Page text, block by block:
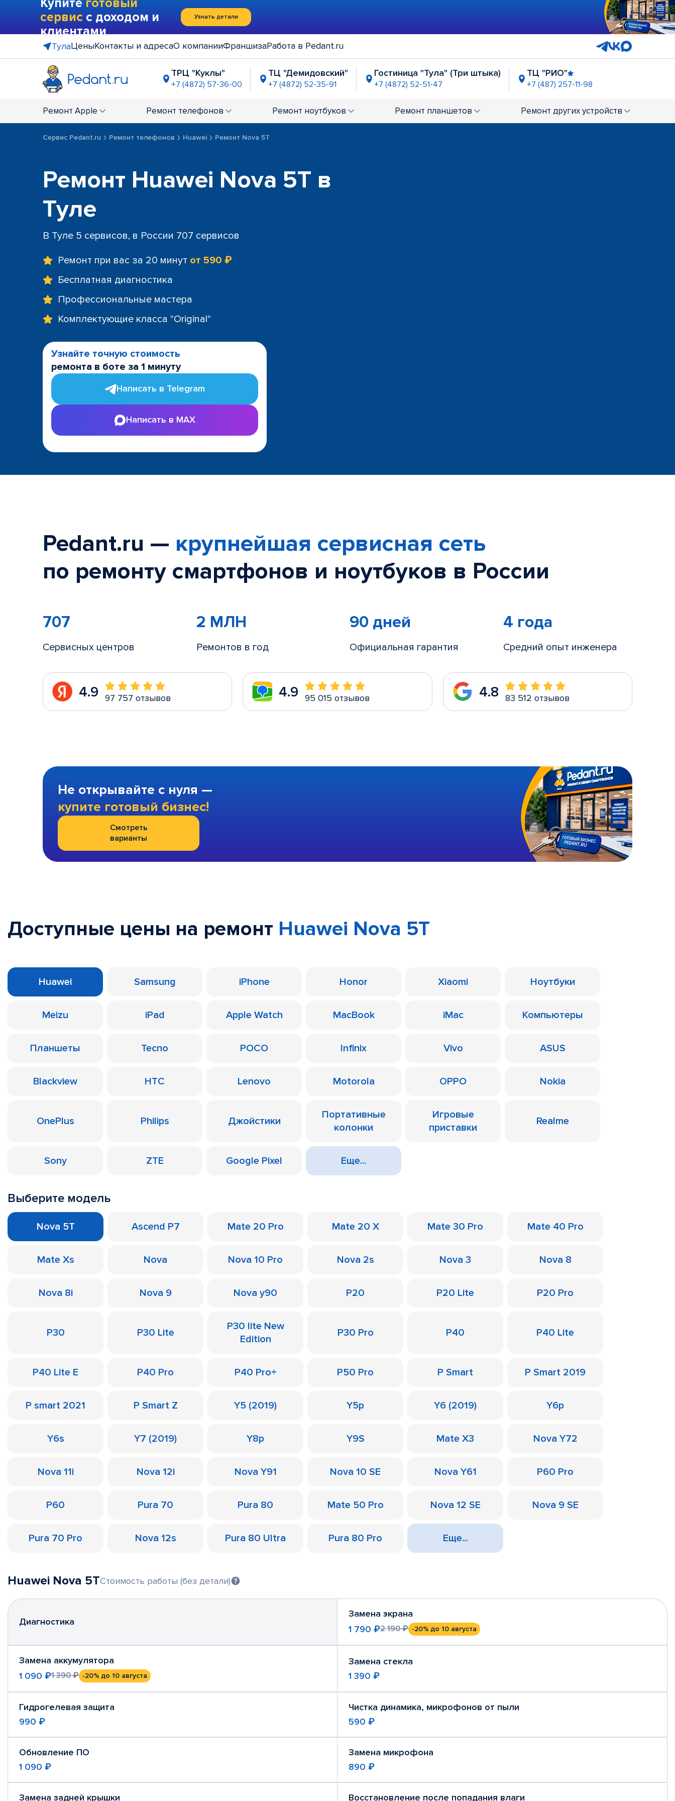
Купите готовый
сервис с доходом и
клиентами
Узнать детали
ТулаЦеныКонтакты и адресаО компанииФраншизаРабота в Pedant.ru
ТРЦ "Куклы"
+7 (4872) 57-36-00
ТЦ "Демидовский"
+7 (4872) 52-35-91
Гостиница "Тула" (Три штыка)
+7 (4872) 52-51-47
ТЦ "РИО"
+7 (487) 257-11-98
+7 (4872) 57-07-87
Ремонт Apple Ремонт телефонов Ремонт ноутбуков Ремонт планшетов Ремонт других устройств
Сервис Pedant.ru Ремонт телефонов Huawei Ремонт Nova 5T
Ремонт Huawei Nova 5T в
Туле
В Туле 5 сервисов, в России 707 сервисов
Ремонт при вас за 20 минут от 590 ₽
Бесплатная диагностика
Профессиональные мастера
Комплектующие класса "Original"
Узнайте точную стоимость
ремонта в боте за 1 минуту
Написать в Telegram
Написать в MAX
Pedant.ru — крупнейшая сервисная сеть
по ремонту смартфонов и ноутбуков в России
707
Сервисных центров
2 МЛН
Ремонтов в год
90 дней
Официальная гарантия
4 года
Средний опыт инженера
4.9 97 757 отзывов 4.9 95 015 отзывов 4.8 83 512 отзывов
Не открывайте с нуля —
купите готовый бизнес!
Смотреть
варианты
Доступные цены на ремонт Huawei Nova 5T
Huawei Samsung iPhone Honor Xiaomi Ноутбуки
Meizu iPad Apple Watch MacBook iMac Компьютеры
Планшеты Tecno POCO Infinix Vivo ASUS
Blackview HTC Lenovo Motorola OPPO Nokia
OnePlus Philips Джойстики
Портативные
колонки
Игровые
приставки
Realme
Sony ZTE Google Pixel Еще...
Выберите модель
Nova 5T Ascend P7 Mate 20 Pro Mate 20 X Mate 30 Pro Mate 40 Pro
Mate Xs Nova Nova 10 Pro Nova 2s Nova 3 Nova 8
Nova 8i Nova 9 Nova y90 P20 P20 Lite P20 Pro
P30 P30 Lite
P30 lite New
Edition
P30 Pro P40 P40 Lite
P40 Lite E P40 Pro P40 Pro+ P50 Pro P Smart P Smart 2019
P smart 2021 P Smart Z Y5 (2019) Y5p Y6 (2019) Y6p
Y6s Y7 (2019) Y8p Y9S Mate X3 Nova Y72
Nova 11i Nova 12i Nova Y91 Nova 10 SE Nova Y61 P60 Pro
P60 Pura 70 Pura 80 Mate 50 Pro Nova 12 SE Nova 9 SE
Pura 70 Pro Nova 12s Pura 80 Ultra Pura 80 Pro Еще...
Huawei Nova 5TСтоимость работы (без детали)
Диагностика
Замена экрана
1 790 ₽2 190 ₽ -20% до 10 августа
Замена аккумулятора
1 090 ₽1 390 ₽ -20% до 10 августа
Замена стекла
1 390 ₽
Гидрогелевая защита
990 ₽
Чистка динамика, микрофонов от пыли
590 ₽
Обновление ПО
1 090 ₽
Замена микрофона
890 ₽
Замена задней крышки Восстановление после попадания влаги